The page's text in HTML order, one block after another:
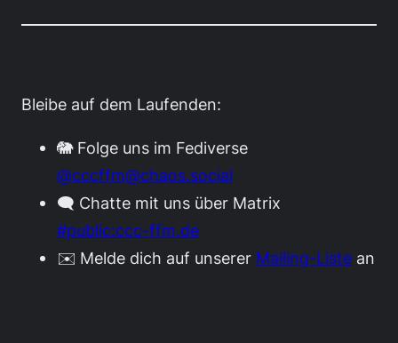
Bleibe auf dem Laufenden:
🐘 Folge uns im Fediverse
@cccffm@chaos.social
🗨️ Chatte mit uns über Matrix
#public:ccc-ffm.de
✉️ Melde dich auf unserer Mailing-Liste an